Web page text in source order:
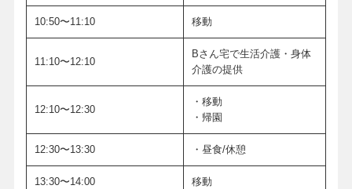
10:50〜11:10 移動
11:10〜12:10
Bさん宅で生活介護・身体
介護の提供
12:10〜12:30
・移動
・帰園
12:30〜13:30 ・昼食/休憩
13:30〜14:00 移動